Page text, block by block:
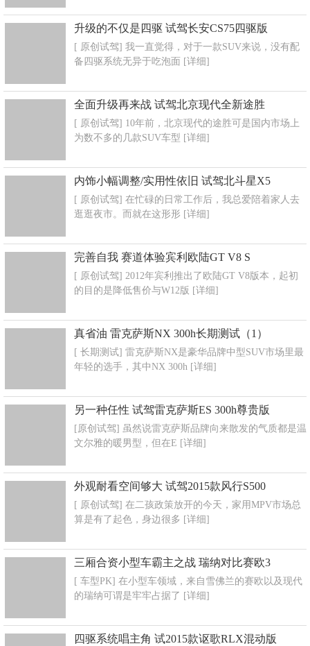
升级的不仅是四驱 试驾长安CS75四驱版
[ 原创试驾] 我一直觉得，对于一款SUV来说，没有配
备四驱系统无异于吃泡面 [详细]
全面升级再来战 试驾北京现代全新途胜
[ 原创试驾] 10年前，北京现代的途胜可是国内市场上
为数不多的几款SUV车型 [详细]
内饰小幅调整/实用性依旧 试驾北斗星X5
[ 原创试驾] 在忙碌的日常工作后，我总爱陪着家人去
逛逛夜市。而就在这形形 [详细]
完善自我 赛道体验宾利欧陆GT V8 S
[ 原创试驾] 2012年宾利推出了欧陆GT V8版本，起初
的目的是降低售价与W12版 [详细]
真省油 雷克萨斯NX 300h长期测试（1）
[ 长期测试] 雷克萨斯NX是豪华品牌中型SUV市场里最
年轻的选手，其中NX 300h [详细]
另一种任性 试驾雷克萨斯ES 300h尊贵版
[原创试驾] 虽然说雷克萨斯品牌向来散发的气质都是温
文尔雅的暖男型，但在E [详细]
外观耐看空间够大 试驾2015款风行S500
[ 原创试驾] 在二孩政策放开的今天，家用MPV市场总
算是有了起色，身边很多 [详细]
三厢合资小型车霸主之战 瑞纳对比赛欧3
[ 车型PK] 在小型车领域，来自雪佛兰的赛欧以及现代
的瑞纳可谓是牢牢占据了 [详细]
四驱系统唱主角 试2015款讴歌RLX混动版